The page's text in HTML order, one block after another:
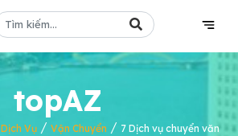
topAZ
Dịch Vụ / Vận Chuyển / 7 Dịch vụ chuyển văn